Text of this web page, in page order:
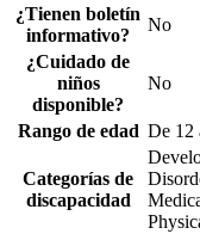
¿Tienen boletín
informativo?
No
¿Cuidado de
niños
disponible?
No
Rango de edad De 12
Categorías de
discapacidad